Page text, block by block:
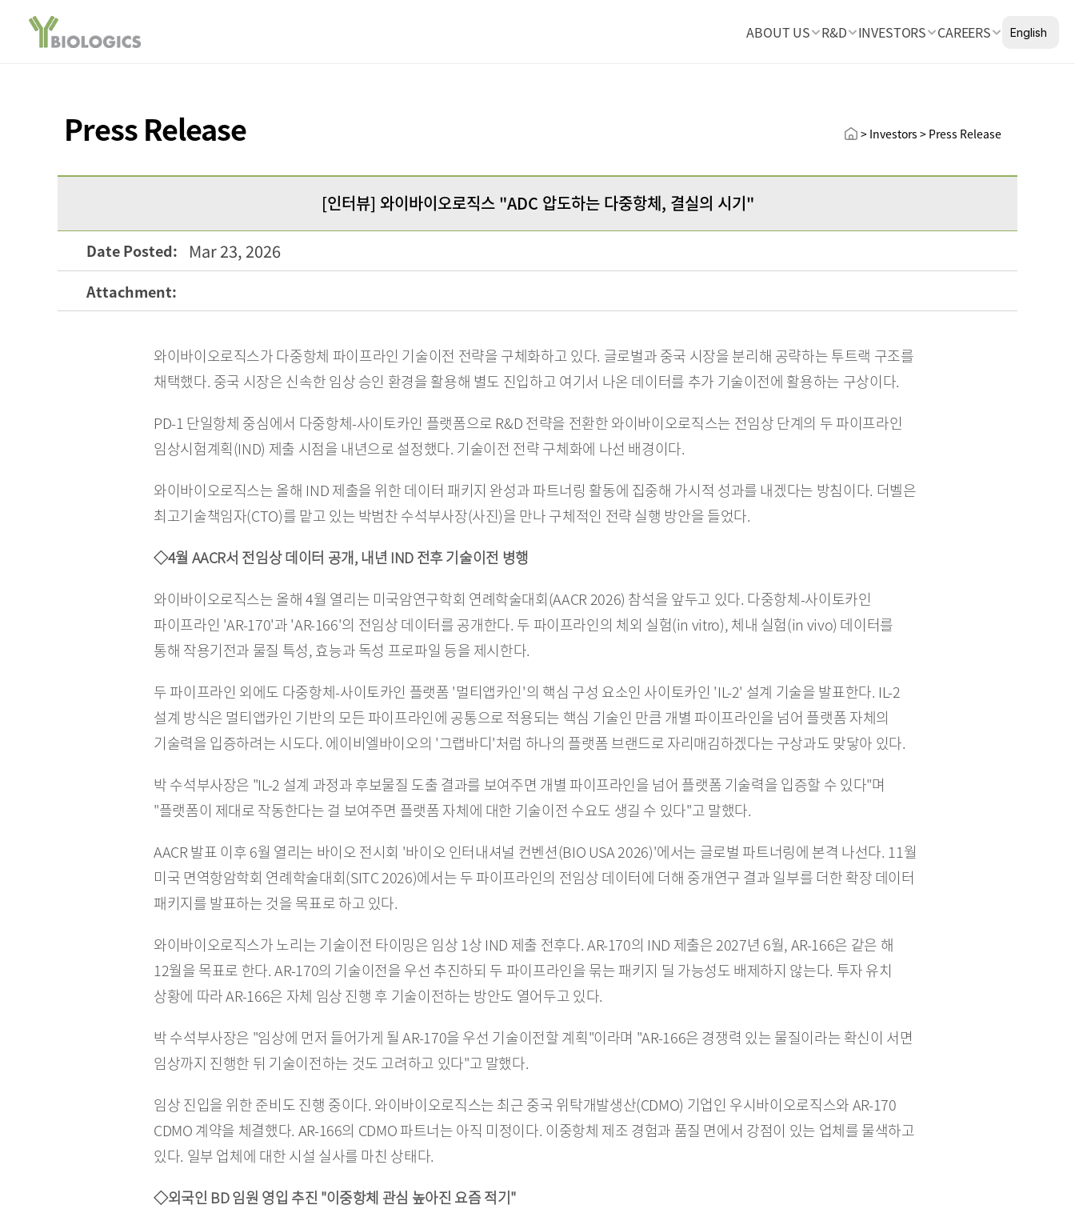
ABOUT US R&D INVESTORS CAREERS English
Press Release > Investors > Press Release
[인터뷰] 와이바이오로직스 "ADC 압도하는 다중항체, 결실의 시기"
Mar 23, 2026
Date Posted:
Attachment:
와이바이오로직스가 다중항체 파이프라인 기술이전 전략을 구체화하고 있다. 글로벌과 중국 시장을 분리해 공략하는 투트랙 구조를
채택했다. 중국 시장은 신속한 임상 승인 환경을 활용해 별도 진입하고 여기서 나온 데이터를 추가 기술이전에 활용하는 구상이다.
PD-1 단일항체 중심에서 다중항체-사이토카인 플랫폼으로 R&D 전략을 전환한 와이바이오로직스는 전임상 단계의 두 파이프라인
임상시험계획(IND) 제출 시점을 내년으로 설정했다. 기술이전 전략 구체화에 나선 배경이다.
와이바이오로직스는 올해 IND 제출을 위한 데이터 패키지 완성과 파트너링 활동에 집중해 가시적 성과를 내겠다는 방침이다. 더벨은
최고기술책임자(CTO)를 맡고 있는 박범찬 수석부사장(사진)을 만나 구체적인 전략 실행 방안을 들었다.
◇4월 AACR서 전임상 데이터 공개, 내년 IND 전후 기술이전 병행
와이바이오로직스는 올해 4월 열리는 미국암연구학회 연례학술대회(AACR 2026) 참석을 앞두고 있다. 다중항체-사이토카인
파이프라인 'AR-170'과 'AR-166'의 전임상 데이터를 공개한다. 두 파이프라인의 체외 실험(in vitro), 체내 실험(in vivo) 데이터를
통해 작용기전과 물질 특성, 효능과 독성 프로파일 등을 제시한다.
두 파이프라인 외에도 다중항체-사이토카인 플랫폼 '멀티앱카인'의 핵심 구성 요소인 사이토카인 'IL-2' 설계 기술을 발표한다. IL-2
설계 방식은 멀티앱카인 기반의 모든 파이프라인에 공통으로 적용되는 핵심 기술인 만큼 개별 파이프라인을 넘어 플랫폼 자체의
기술력을 입증하려는 시도다. 에이비엘바이오의 '그랩바디'처럼 하나의 플랫폼 브랜드로 자리매김하겠다는 구상과도 맞닿아 있다.
박 수석부사장은 "IL-2 설계 과정과 후보물질 도출 결과를 보여주면 개별 파이프라인을 넘어 플랫폼 기술력을 입증할 수 있다"며
"플랫폼이 제대로 작동한다는 걸 보여주면 플랫폼 자체에 대한 기술이전 수요도 생길 수 있다"고 말했다.
AACR 발표 이후 6월 열리는 바이오 전시회 '바이오 인터내셔널 컨벤션(BIO USA 2026)'에서는 글로벌 파트너링에 본격 나선다. 11월
미국 면역항암학회 연례학술대회(SITC 2026)에서는 두 파이프라인의 전임상 데이터에 더해 중개연구 결과 일부를 더한 확장 데이터
패키지를 발표하는 것을 목표로 하고 있다.
와이바이오로직스가 노리는 기술이전 타이밍은 임상 1상 IND 제출 전후다. AR-170의 IND 제출은 2027년 6월, AR-166은 같은 해
12월을 목표로 한다. AR-170의 기술이전을 우선 추진하되 두 파이프라인을 묶는 패키지 딜 가능성도 배제하지 않는다. 투자 유치
상황에 따라 AR-166은 자체 임상 진행 후 기술이전하는 방안도 열어두고 있다.
박 수석부사장은 "임상에 먼저 들어가게 될 AR-170을 우선 기술이전할 계획"이라며 "AR-166은 경쟁력 있는 물질이라는 확신이 서면
임상까지 진행한 뒤 기술이전하는 것도 고려하고 있다"고 말했다.
임상 진입을 위한 준비도 진행 중이다. 와이바이오로직스는 최근 중국 위탁개발생산(CDMO) 기업인 우시바이오로직스와 AR-170
CDMO 계약을 체결했다. AR-166의 CDMO 파트너는 아직 미정이다. 이중항체 제조 경험과 품질 면에서 강점이 있는 업체를 물색하고
있다. 일부 업체에 대한 시설 실사를 마친 상태다.
◇외국인 BD 임원 영입 추진 "이중항체 관심 높아진 요즘 적기"